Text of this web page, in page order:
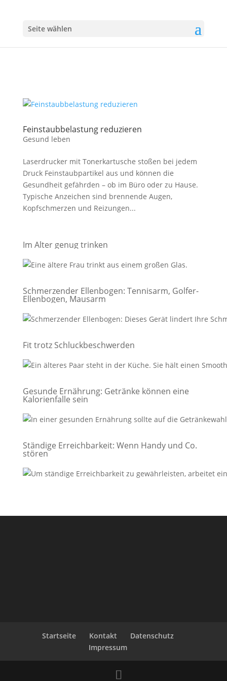
Seite wählen
Feinstaubbelastung reduzieren
Gesund leben
Laserdrucker mit Tonerkartusche stoßen bei jedem
Druck Feinstaubpartikel aus und können die
Gesundheit gefährden – ob im Büro oder zu Hause.
Typische Anzeichen sind brennende Augen,
Kopfschmerzen und Reizungen...
Im Alter genug trinken
Schmerzender Ellenbogen: Tennisarm, Golfer-
Ellenbogen, Mausarm
Fit trotz Schluckbeschwerden
Gesunde Ernährung: Getränke können eine
Kalorienfalle sein
Ständige Erreichbarkeit: Wenn Handy und Co.
stören
Startseite Kontakt
Datenschutz
Impressum